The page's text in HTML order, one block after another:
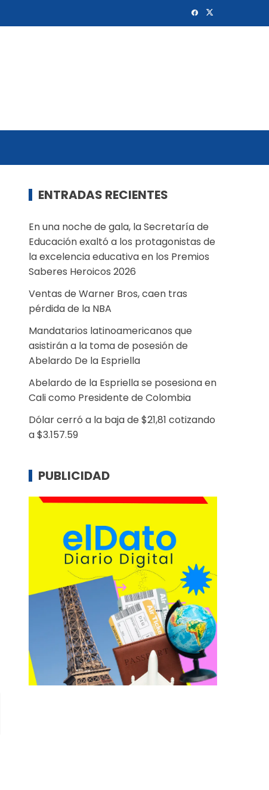
ENTRADAS RECIENTES
En una noche de gala, la Secretaría de
Educación exaltó a los protagonistas de
la excelencia educativa en los Premios
Saberes Heroicos 2026
Ventas de Warner Bros, caen tras
pérdida de la NBA
Mandatarios latinoamericanos que
asistirán a la toma de posesión de
Abelardo De la Espriella
Abelardo de la Espriella se posesiona en
Cali como Presidente de Colombia
Dólar cerró a la baja de $21,81 cotizando
a $3.157.59
PUBLICIDAD